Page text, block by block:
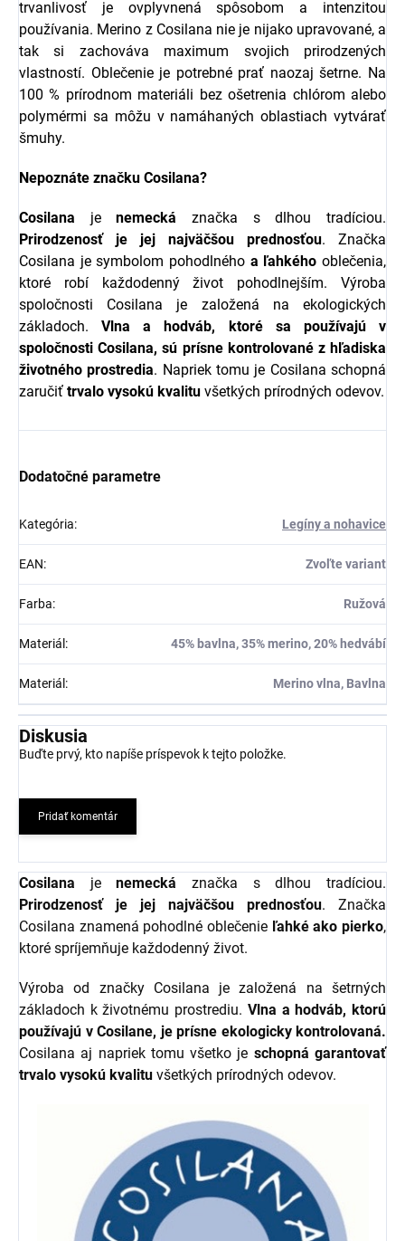
trvanlivosť je ovplyvnená spôsobom a intenzitou
používania. Merino z Cosilana nie je nijako upravované, a
tak si zachováva maximum svojich prirodzených
vlastností. Oblečenie je potrebné prať naozaj šetrne. Na
100 % prírodnom materiáli bez ošetrenia chlórom alebo
polymérmi sa môžu v namáhaných oblastiach vytvárať
šmuhy.
Nepoznáte značku Cosilana?
Cosilana jenemecká značka s dlhou tradíciou.
Prirodzenosť je jej najväčšou prednosťou. Značka
Cosilana je symbolom pohodlného a ľahkého oblečenia,
ktoré robí každodenný život pohodlnejším. Výroba
spoločnosti Cosilana je založená na ekologických
základoch.Vlna a hodváb, ktoré sa používajú v
spoločnosti Cosilana, sú prísne kontrolované z hľadiska
životného prostredia. Napriek tomu je Cosilana schopná
zaručiť trvalo vysokú kvalitu všetkých prírodných odevov.
Dodatočné parametre
Kategória: Legíny a nohavice
EAN: Zvoľte variant
Farba: Ružová
Materiál : 45% bavlna, 35% merino, 20% hedvábí
Materiál : Merino vlna, Bavlna
Diskusia
Buďte prvý, kto napíše príspevok k tejto položke.
Pridať komentár
Cosilana jenemecká značka s dlhou tradíciou.
Prirodzenosť je jej najväčšou prednosťou. Značka
Cosilana znamená pohodlné oblečenie ľahké ako pierko,
ktoré spríjemňuje každodenný život.
Výroba od značky Cosilana je založená na šetrných
základoch k životnému prostrediu. Vlna a hodváb, ktorú
používajú v Cosilane, je prísne ekologicky kontrolovaná.
Cosilana aj napriek tomu všetko je schopná garantovať
trvalo vysokú kvalitu všetkých prírodných odevov.